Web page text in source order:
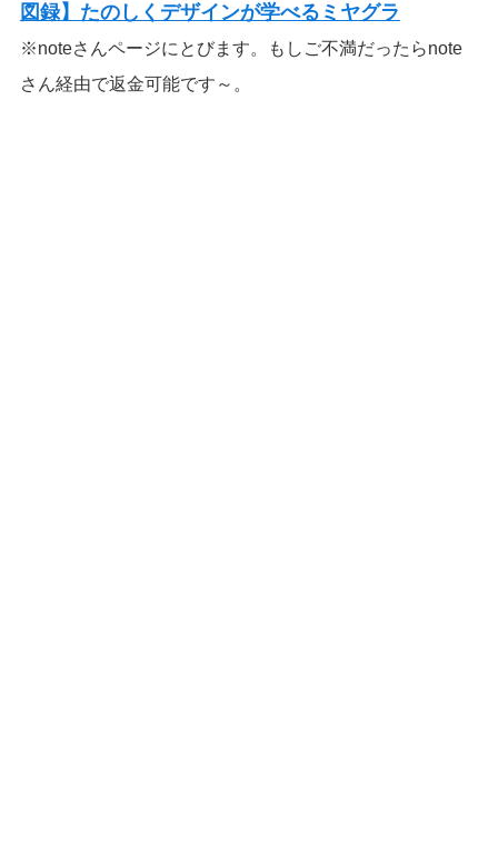
図録】たのしくデザインが学べるミヤグラ
※noteさんページにとびます。もしご不満だったらnote
さん経由で返金可能です～。